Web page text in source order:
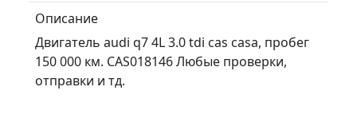
Описание
Двигатель audi q7 4L 3.0 tdi cas casa, пробег
150 000 км. CAS018146 Любые проверки,
отправки и тд.